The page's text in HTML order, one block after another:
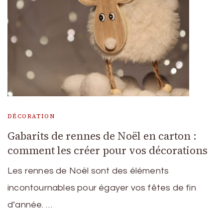
DÉCORATION
Gabarits de rennes de Noël en carton :
comment les créer pour vos décorations
Les rennes de Noël sont des éléments
incontournables pour égayer vos fêtes de fin
d’année. …